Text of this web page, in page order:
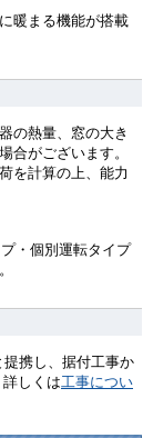
暖まる機能が搭載
の熱量、窓の大き
合がございます。
を計算の上、能力
・個別運転タイプ
携し、据付工事か
しくは工事につい